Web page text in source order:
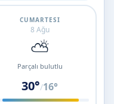
CUMARTESI
8 Ağu
⛅
Parçalı bulutlu
30°/16°